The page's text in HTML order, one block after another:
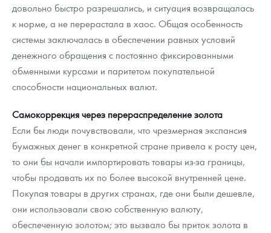
довольно быстро разрешались, и ситуация возвращалась
к норме, а не перерастала в хаос. Общая особенность
системы заключалась в обеспечении равных условий
денежного обращения с постоянно фиксированными
обменными курсами и паритетом покупательной
способности национальных валют.
Самокоррекция через перераспределение золота
Если бы люди почувствовали, что чрезмерная экспансия
бумажных денег в конкретной стране привела к росту цен,
то они бы начали импортировать товары из-за границы,
чтобы продавать их по более высокой внутренней цене.
Покупая товары в других странах, где они были дешевле,
они использовали свою собственную валюту,
обеспеченную золотом; это вызвало бы приток золота в